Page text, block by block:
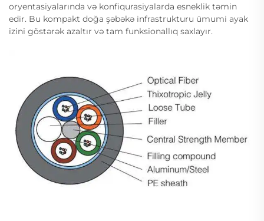
oryentasiyalarında və konfiqurasiyalarda esneklik təmin
edir. Bu kompakt doğa şəbəkə infrastrukturu ümumi ayak
izini göstərək azaltır və tam funksionallıq saxlayır.